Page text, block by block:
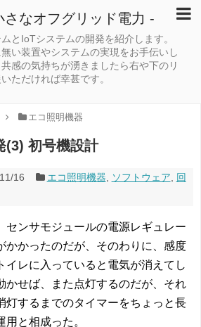
オフグリッド電力 -
とIoTシステムの開発を紹介します。
い装置やシステムの実現をお手伝いし
感の気持ちが湧きましたら右や下のリ
ただければ幸甚です。
エコ照明機器
(3) 初号機設計
16 エコ照明機器 ソフトウェア
回
センサモジュールの電源レギュレー
かかったのだが、そのわりに、感度
イレに入っていると電気が消えてし
かせば、また点灯するのだが、それ
灯するまでのタイマーをちょっと長
と相成った。